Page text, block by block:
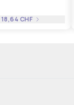
18,64 CHF